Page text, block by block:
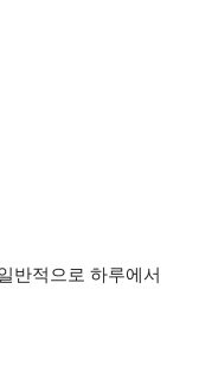
반적으로 하루에서